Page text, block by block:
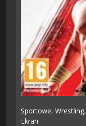
Sportowe,Wrestling,
Ekran